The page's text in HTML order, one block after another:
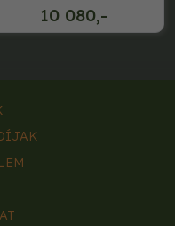
10 080,-